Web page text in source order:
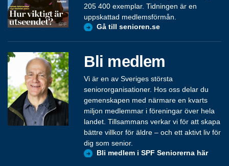
205 400 exemplar. Tidningen är en
uppskattad medlemsförmån.
Gå till senioren.se
Bli medlem
Vi är en av Sveriges största
seniororganisationer. Hos oss delar du
gemenskapen med närmare en kvarts
miljon medlemmar i föreningar över hela
landet. Tillsammans verkar vi för att skapa
bättre villkor för äldre – och ett aktivt liv för
dig som senior.
Bli medlem i SPF Seniorerna här